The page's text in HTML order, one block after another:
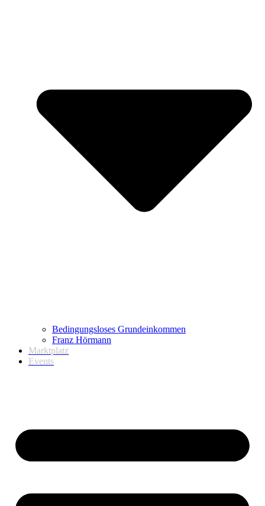
Bedingungsloses Grundeinkommen
Franz Hörmann
Marktplatz
Events